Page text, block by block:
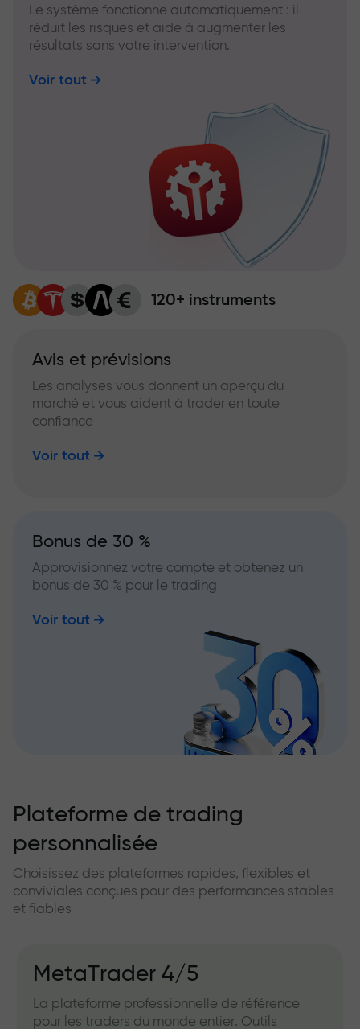
Le système fonctionne automatiquement : il
réduit les risques et aide à augmenter les
résultats sans votre intervention.
Voir tout
120+ instruments
Avis et prévisions
Les analyses vous donnent un aperçu du
marché et vous aident à trader en toute
confiance
Voir tout
Bonus de 30 %
Approvisionnez votre compte et obtenez un
bonus de 30 % pour le trading
Voir tout
Plateforme de trading
personnalisée
Choisissez des plateformes rapides, flexibles et
conviviales conçues pour des performances stables
et fiables
MetaTrader 4/5
La plateforme professionnelle de référence
pour les traders du monde entier. Outils